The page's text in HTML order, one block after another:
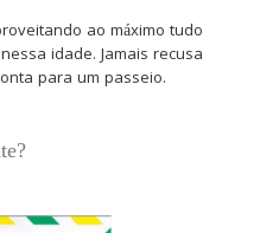
ao máximo tudo
idade. Jamais recusa
para um passeio.